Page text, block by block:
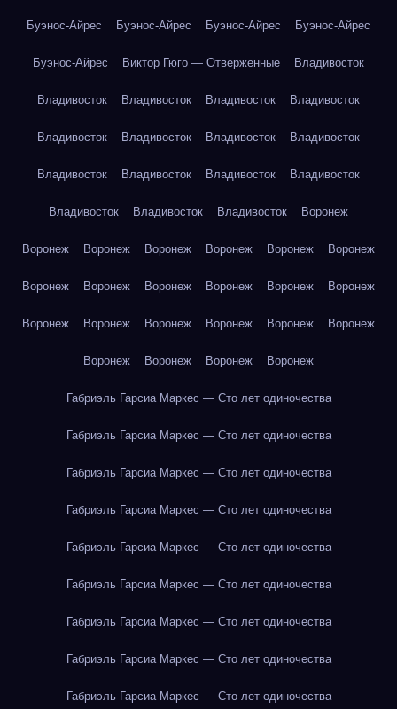
Буэнос-Айрес Буэнос-Айрес Буэнос-Айрес Буэнос-Айрес
Буэнос-Айрес Виктор Гюго — Отверженные Владивосток
Владивосток Владивосток Владивосток Владивосток
Владивосток Владивосток Владивосток Владивосток
Владивосток Владивосток Владивосток Владивосток
Владивосток Владивосток Владивосток Воронеж
Воронеж Воронеж Воронеж Воронеж Воронеж Воронеж
Воронеж Воронеж Воронеж Воронеж Воронеж Воронеж
Воронеж Воронеж Воронеж Воронеж Воронеж Воронеж
Воронеж Воронеж Воронеж Воронеж
Габриэль Гарсиа Маркес — Сто лет одиночества
Габриэль Гарсиа Маркес — Сто лет одиночества
Габриэль Гарсиа Маркес — Сто лет одиночества
Габриэль Гарсиа Маркес — Сто лет одиночества
Габриэль Гарсиа Маркес — Сто лет одиночества
Габриэль Гарсиа Маркес — Сто лет одиночества
Габриэль Гарсиа Маркес — Сто лет одиночества
Габриэль Гарсиа Маркес — Сто лет одиночества
Габриэль Гарсиа Маркес — Сто лет одиночества